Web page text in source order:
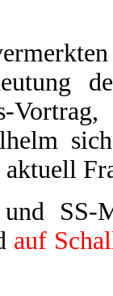
aktuell
SS-
auf